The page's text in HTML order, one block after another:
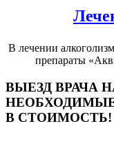
В лечении
препараты
ВЫЕЗД ВРАЧА
В СТОИМОСТЬ!